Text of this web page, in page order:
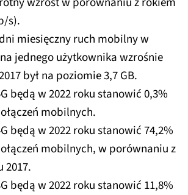
s).
miesięczny ruch mobilny w
jednego użytkownika wzrośnie
był na poziomie 3,7 GB.
będą w 2022 roku stanowić 0,3%
mobilnych.
będą w 2022 roku stanowić 74,2%
mobilnych, w porównaniu z
2017.
będą w 2022 roku stanowić 11,8%